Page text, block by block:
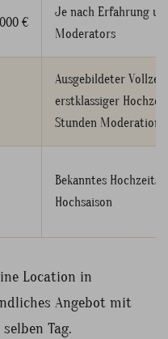
€
Je nach Erfahrung
Moderators
Ausgebildeter
erstklassiger
Stunden Moderation
Bekanntes
Hochsaison
Location in
Angebot mit
Tag.